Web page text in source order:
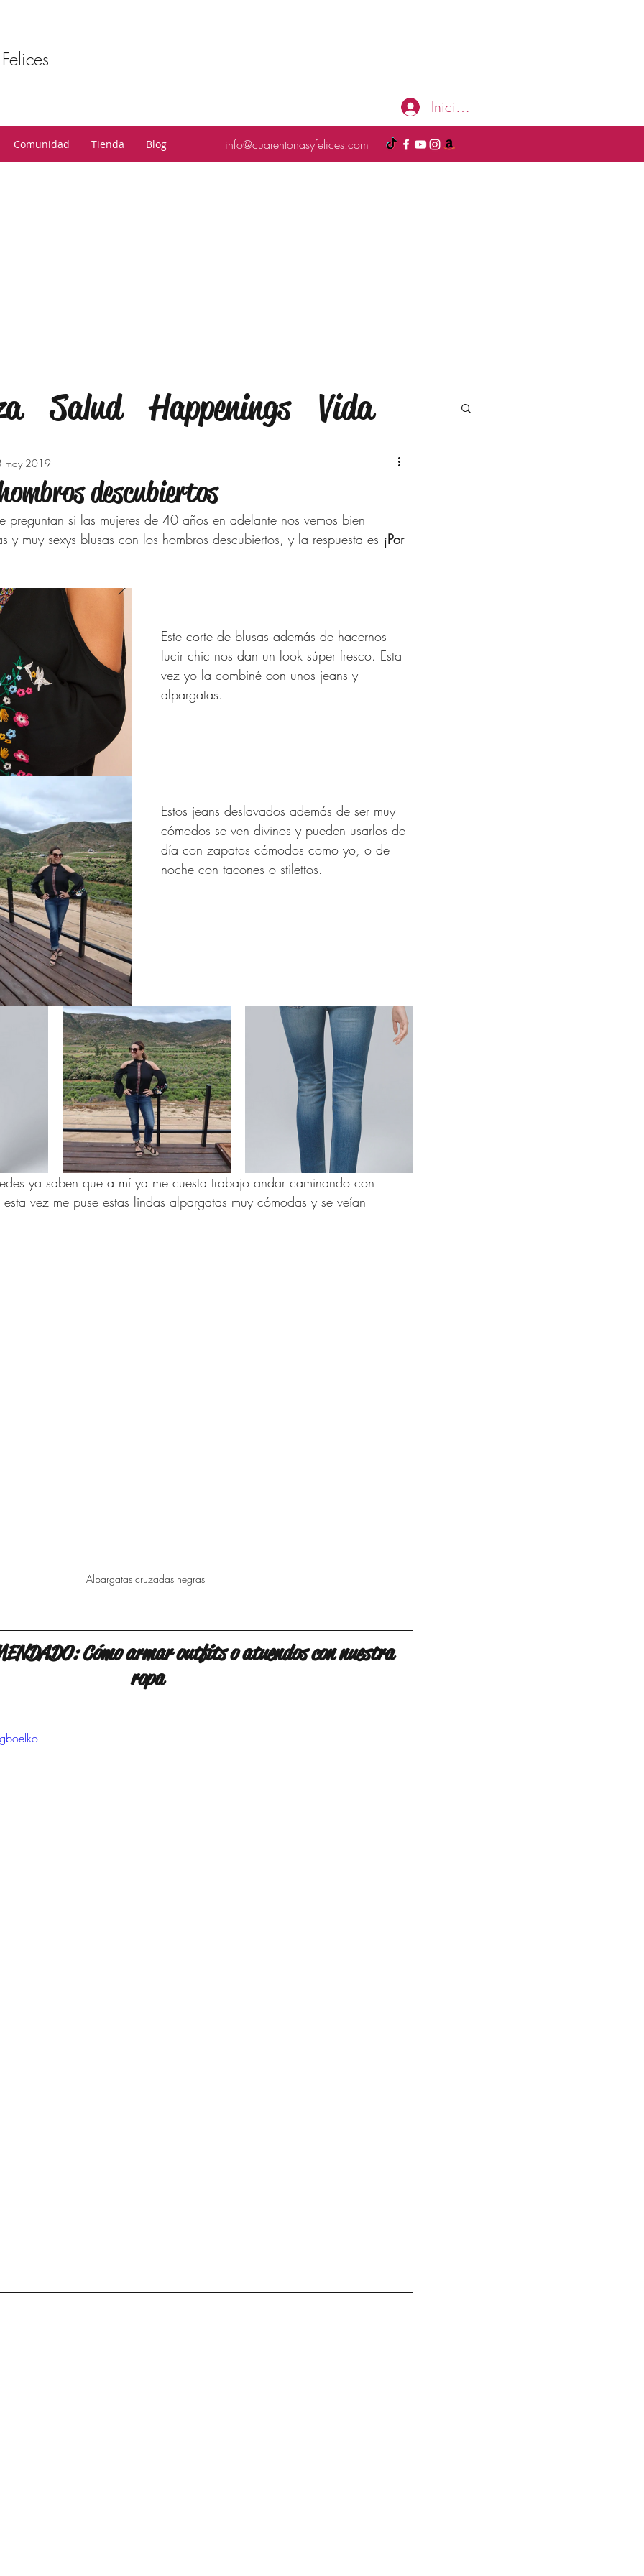
Iniciar sesión
Comunidad Tienda Blog info@cuarentonasyfelices.com
Salud Happenings
Vida
Moda
Bienestar Familia
Compras
40 años y mas
Moda para Señoras
Relaciones
Ideas de Regalos
40 años y más
de 40 Años y Más
Para Mujeres de
de 40 años
para Mujer
Compras Online
Republic
Amazon Fashion
descubiertos
may 2019
preguntan si las mujeres de 40 años en adelante nos vemos bien
y muy sexys blusas con los hombros descubiertos, y la respuesta es ¡Por
Este corte de blusas además de hacernos
lucir chic nos dan un look súper fresco. Esta
vez yo la combiné con unos jeans y
alpargatas.
Estos jeans deslavados además de ser muy
cómodos se ven divinos y pueden usarlos de
día con zapatos cómodos como yo, o de
noche con tacones o stilettos.
ya saben que a mí ya me cuesta trabajo andar caminando con
vez me puse estas lindas alpargatas muy cómodas y se veían
Alpargatas cruzadas negras
Cómo armar outfits o atuendos con nuestra
ropa